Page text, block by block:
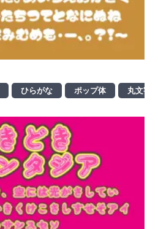
ひらがな ポップ体 丸文字